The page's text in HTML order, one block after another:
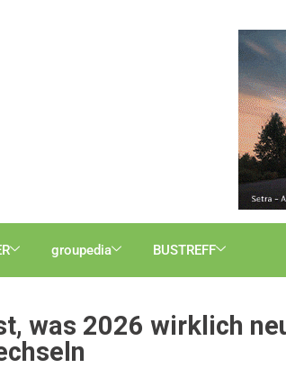
groupedia BUSTREFF
was 2026 wirklich